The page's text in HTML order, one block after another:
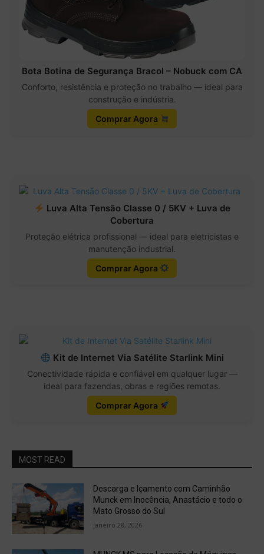
Bota Botina de Segurança Bracol – Nobuck com CA
Conforto, resistência e proteção no trabalho — ideal para
construção e indústria.
Comprar Agora
Luva Alta Tensão Classe 0 / 5KV + Luva de
Cobertura
Proteção elétrica profissional — ideal para eletricistas e
manutenção industrial.
Comprar Agora
Kit de Internet Via Satélite Starlink Mini
Conectividade rápida e confiável em qualquer lugar —
ideal para fazendas, obras e regiões remotas.
Comprar Agora
MOST READ
Descarga e Içamento com Caminhão
Munck em Inocência, Anastácio e todo o
Mato Grosso do Sul
janeiro 28, 2026